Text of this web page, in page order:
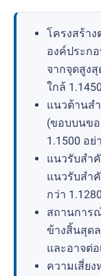
โครงสร้าง
องค์ประก
จากจุดสูง
ใกล้
แนวต้านส
(ขอบบนขอ
1.1500 อ
แนวรับสำ
แนวรับสำ
กว่า
สถานการ
ข้างสิ้นสุด
และอาจต่อ
ความเสี่ยง